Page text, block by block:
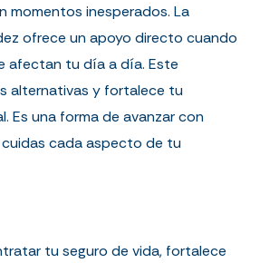
momentos inesperados. La
ofrece un apoyo directo cuando
afectan tu día a día. Este
alternativas y fortalece tu
Es una forma de avanzar con
cada aspecto de tu
tu seguro de vida, fortalece